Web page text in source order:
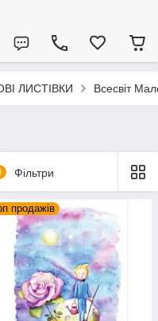
ЛИСТІВКИ Всесвіт
Фільтри
продажів